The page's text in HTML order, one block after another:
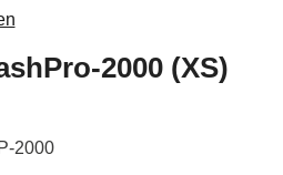
2000 (XS)
2000